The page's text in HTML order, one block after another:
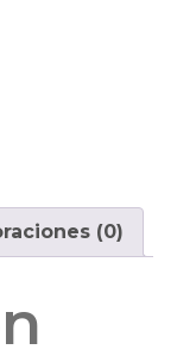
(0)